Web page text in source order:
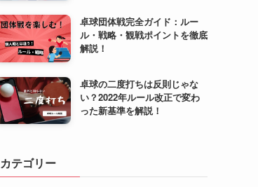
卓球団体戦完全ガイド：ルー
ル・戦略・観戦ポイントを徹底
解説！
卓球の二度打ちは反則じゃな
い？2022年ルール改正で変わ
った新基準を解説！
カテゴリー